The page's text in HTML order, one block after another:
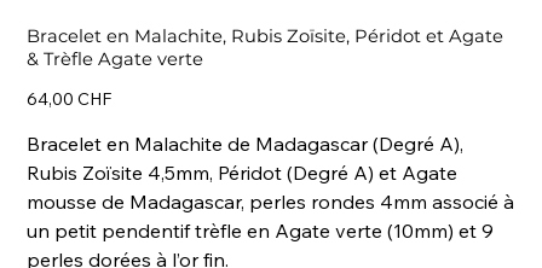
Bracelet en Malachite, Rubis Zoïsite, Péridot et Agate
& Trèfle Agate verte
Prix
64,00 CHF
Bracelet en Malachite de Madagascar (Degré A),
Rubis Zoïsite 4,5mm, Péridot (Degré A) et Agate
mousse de Madagascar, perles rondes 4mm associé à
un petit pendentif trèfle en Agate verte (10mm) et 9
perles dorées à l’or fin.